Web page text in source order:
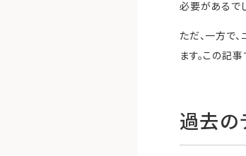
必要があるでし
ただ、一方で
ます。この記
過去の